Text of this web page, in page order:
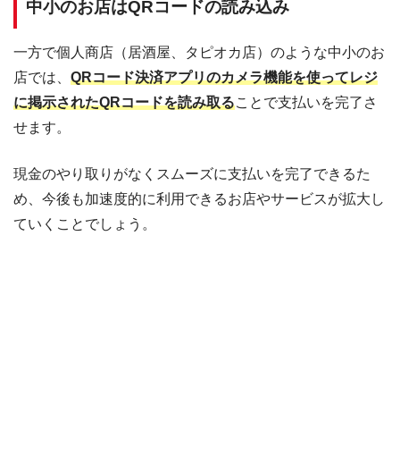
中小のお店はQRコードの読み込み
一方で個人商店（居酒屋、タピオカ店）のような中小のお
店では、 QRコード決済アプリのカメラ機能を使ってレジ
に掲示されたQRコードを読み取ることで支払いを完了さ
せます。
現金のやり取りがなくスムーズに支払いを完了できるた
め、今後も加速度的に利用できるお店やサービスが拡大し
ていくことでしょう。